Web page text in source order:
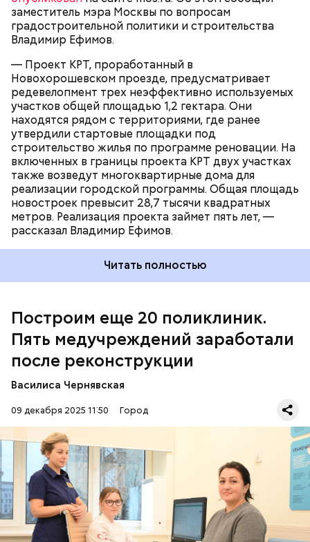
заместитель мэра Москвы по вопросам
градостроительной политики и строительства
Владимир Ефимов.
— Проект КРТ, проработанный в
Новохорошевском проезде, предусматривает
редевелопмент трех неэффективно используемых
участков общей площадью 1,2 гектара. Они
находятся рядом с территориями, где ранее
утвердили стартовые площадки под
строительство жилья по программе реновации. На
включенных в границы проекта КРТ двух участках
также возведут многоквартирные дома для
реализации городской программы. Общая площадь
новостроек превысит 28,7 тысячи квадратных
метров. Реализация проекта займет пять лет, —
рассказал Владимир Ефимов.
Ополчение» Большой кольцевой линии метро.
Читать полностью
СТРОИТЕЛЬСТВО
ВЛАДИМИР ЕФИМОВ
МОСКВА
Построим еще 20 поликлиник.
Пять медучреждений заработали
после реконструкции
Василиса Чернявская
09 декабря 2025 11:50 Город
Открыли одновременно
В один день в пяти районах заработали
обновленные поликлиники. Модернизация и
современные медцентры произошли в короткие
сроки. Например, в Тверском районе поликлинику
на улице Фадеева отремонтировали всего лишь за
— Всего за год мы привели здание 1957 года
постройки к новому московскому стандарту.
Полностью заменили коммуникации, системы
кондиционирования, лифт. Теперь там новейшая
медицинская техника, и врачи могут использовать
современные методы диагностики, — рассказал
подробности Сергей Собянин.